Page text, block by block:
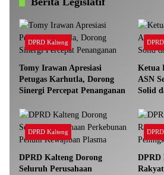
DPRD Kalteng
Tomy Irawan Apresiasi
Petugas Karhutla, Dorong
Sinergi Percepat Penanganan
Ketua
ASN
Solid
DPRD Kalteng
DPRD Kalteng Dorong
Seluruh Perusahaan
DPRD